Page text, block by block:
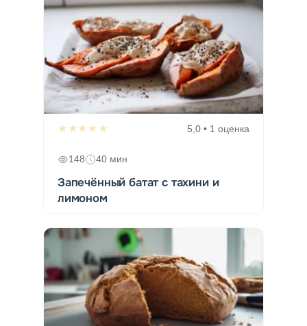
★★★★★ 5,0 • 1 оценка
148 40 мин
Запечённый батат с тахини и
лимоном